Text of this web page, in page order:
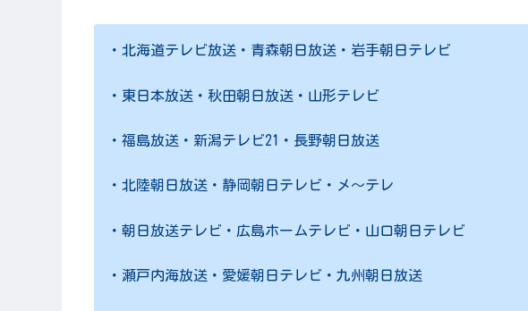
・北海道テレビ放送・青森朝日放送・岩手朝日テレビ
・東日本放送・秋田朝日放送・山形テレビ
・福島放送・新潟テレビ21・長野朝日放送
・北陸朝日放送・静岡朝日テレビ・メ〜テレ
・朝日放送テレビ・広島ホームテレビ・山口朝日テレビ
・瀬戸内海放送・愛媛朝日テレビ・九州朝日放送